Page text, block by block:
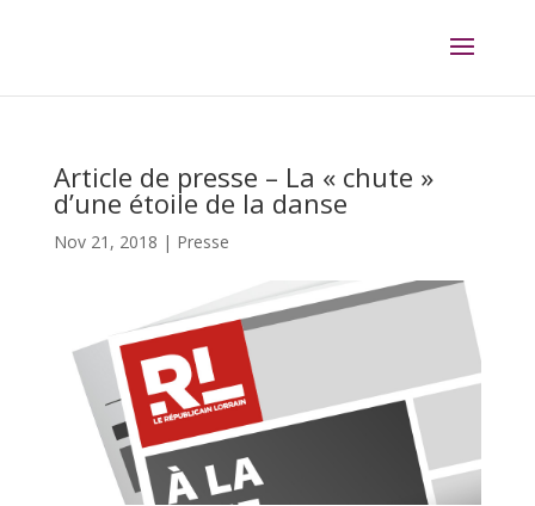
Article de presse – La « chute »
d’une étoile de la danse
Nov 21, 2018 | Presse